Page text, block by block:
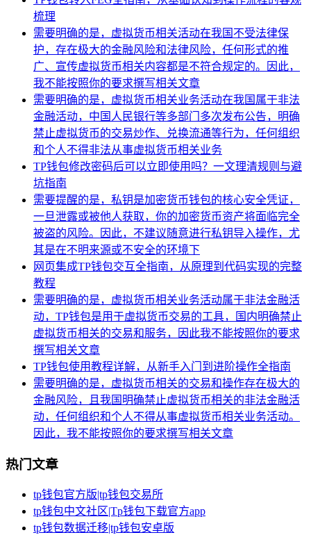
梳理
需要明确的是，虚拟货币相关活动在我国不受法律保
护，存在极大的金融风险和法律风险，任何形式的推
广、宣传虚拟货币相关内容都是不符合规定的。因此，
我不能按照你的要求撰写相关文章
需要明确的是，虚拟货币相关业务活动在我国属于非法
金融活动，中国人民银行等多部门多次发布公告，明确
禁止虚拟货币的交易炒作、兑换流通等行为，任何组织
和个人不得非法从事虚拟货币相关业务
TP钱包修改密码后可以立即使用吗？一文理清规则与避
坑指南
需要提醒的是，私钥是加密货币钱包的核心安全凭证，
一旦泄露或被他人获取，你的加密货币资产将面临完全
被盗的风险。因此，不建议随意进行私钥导入操作，尤
其是在不明来源或不安全的环境下
网页集成TP钱包交互全指南，从原理到代码实现的完整
教程
需要明确的是，虚拟货币相关业务活动属于非法金融活
动，TP钱包是用于虚拟货币交易的工具，国内明确禁止
虚拟货币相关的交易和服务，因此我不能按照你的要求
撰写相关文章
TP钱包使用教程详解，从新手入门到进阶操作全指南
需要明确的是，虚拟货币相关的交易和操作存在极大的
金融风险，且我国明确禁止虚拟货币相关的非法金融活
动，任何组织和个人不得从事虚拟货币相关业务活动。
因此，我不能按照你的要求撰写相关文章
热门文章
tp钱包官方版|tp钱包交易所
tp钱包中文社区|Tp钱包下载官方app
tp钱包数据迁移|tp钱包安卓版